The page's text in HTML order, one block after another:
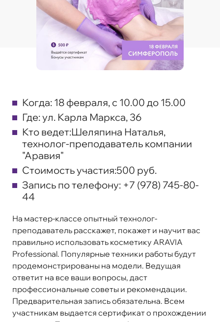
Когда: 18 февраля, с 10.00 до 15.00
Где:ул. Карла Маркса, 36
Кто ведет:Шеляпина Наталья,
технолог-преподаватель компании
"Аравия"
Стоимость участия:500 руб.
Запись по телефону: +7 (978) 745-80-
44
На мастер-классе опытный технолог-
преподаватель расскажет, покажет и научит вас
правильно использовать косметику ARAVIA
Professional. Популярные техники работы будут
продемонстрированы на модели. Ведущая
ответит на все ваши вопросы, даст
профессиональные советы и рекомендации.
Предварительная запись обязательна. Всем
участникам выдается сертификат о прохождении